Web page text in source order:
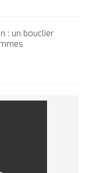
: un bouclier